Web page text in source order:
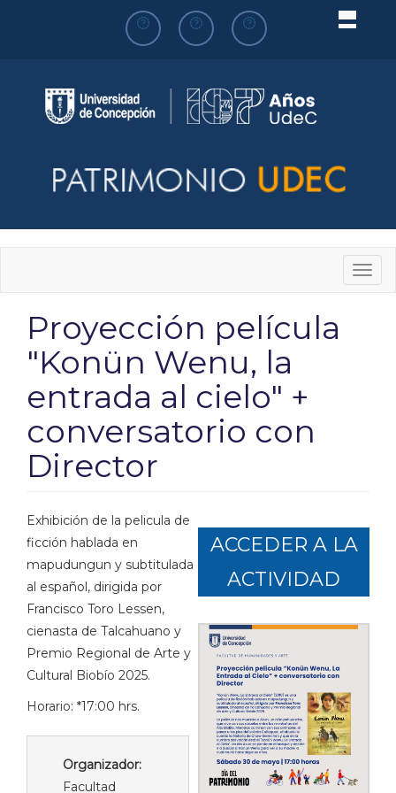
Proyección película
"Konün Wenu, la
entrada al cielo" +
conversatorio con
Director
Exhibición de la pelicula de
ficción hablada en
mapudungun y subtitulada
al español, dirigida por
Francisco Toro Lessen,
cienasta de Talcahuano y
Premio Regional de Arte y
Cultural Biobío 2025.
Horario: *17:00 hrs.
Organizador:
Facultad
ACCEDER A LA
ACTIVIDAD